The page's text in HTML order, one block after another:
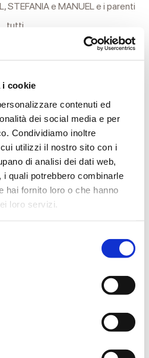
i cookie
contenuti ed
dei social media e per
Condividiamo inoltre
utilizzi il nostro sito con i
di analisi dei dati web,
quali potrebbero combinarle
hai fornito loro o che hanno
loro servizi.
STEFANIA e MANUEL e i parenti
tutti.
12, alle ore 15 partendo dalle
in attesa di cremazione.
coloro che interverranno alla
un ringraziamento particolare al
a tutto il personale medico
di Villa Verde e al
offerte al Nuovo Centro Onco-
Santa Maria Nuova.